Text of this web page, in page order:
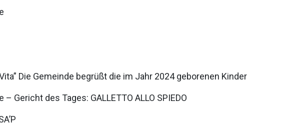
Die Gemeinde begrüßt die im Jahr 2024 geborenen Kinder
Gericht des Tages: GALLETTO ALLO SPIEDO